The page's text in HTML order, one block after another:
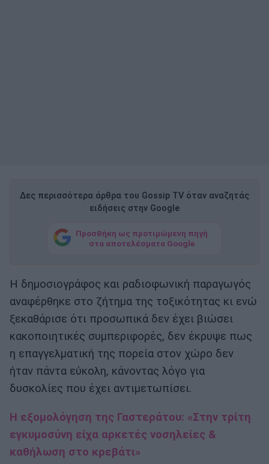
Δες περισσότερα άρθρα του Gossip TV όταν αναζητάς
ειδήσεις στην Google
Προσθήκη ως προτιμώμενη πηγή
στα αποτελέσματα Google
Η δημοσιογράφος και ραδιοφωνική παραγωγός
αναφέρθηκε στο ζήτημα της τοξικότητας κι ενώ
ξεκαθάρισε ότι προσωπικά δεν έχει βιώσει
κακοποιητικές συμπεριφορές, δεν έκρυψε πως
η επαγγελματική της πορεία στον χώρο δεν
ήταν πάντα εύκολη, κάνοντας λόγο για
δυσκολίες που έχει αντιμετωπίσει.
Η εξομολόγηση της Γαστεράτου: «Στην τρίτη
εγκυμοσύνη είχα αρκετές νοσηλείες &
καθήλωση στο κρεβάτι»